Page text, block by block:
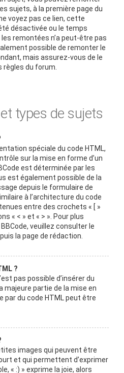
sujets, à la première page du
voyez pas ce lien, cette
désactivée ou le temps
remontées n’a peut-être pas
possible de remonter le
mais assurez-vous de le
du forum.
types de sujets
spéciale du code HTML,
sur la mise en forme d’un
est déterminée par les
est également possible de la
depuis le formulaire de
à l’architecture du code
entre des crochets « [ »
« < » et « > ». Pour plus
veuillez consulter le
la page de rédaction.
?
pas possible d’insérer du
majeure partie de la mise en
par du code HTML peut être
images qui peuvent être
et qui permettent d’exprimer
« :) » exprime la joie, alors